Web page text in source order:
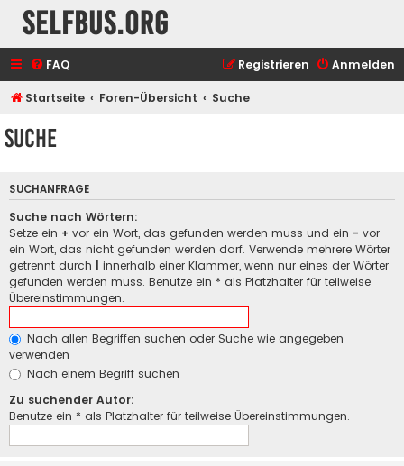
selfbus.org
FAQ Anmelden
Registrieren
Startseite Foren-Übersicht Suche
Suche
SUCHANFRAGE
Suche nach Wörtern:
Setze ein + vor ein Wort, das gefunden werden muss und ein - vor
ein Wort, das nicht gefunden werden darf. Verwende mehrere Wörter
getrennt durch
innerhalb einer Klammer, wenn nur eines der Wörter
gefunden werden muss. Benutze ein * als Platzhalter für teilweise
Übereinstimmungen.
Nach allen Begriffen suchen oder Suche wie angegeben
verwenden
Nach einem Begriff suchen
Zu suchender Autor:
Benutze ein * als Platzhalter für teilweise Übereinstimmungen.